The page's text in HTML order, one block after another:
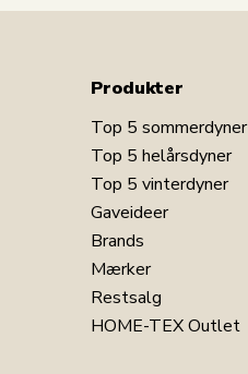
Produkter
Top 5 sommerdyner
Top 5 helårsdyner
Top 5 vinterdyner
Gaveideer
Brands
Mærker
Restsalg
HOME-TEX Outlet